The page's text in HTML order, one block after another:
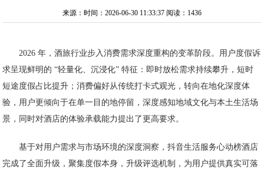
来源：时间：2026-06-30 11:33:37 阅读：1436
2026 年，酒旅行业步入消费需求深度重构的变革阶段。用户度假诉
求呈现鲜明的 “轻量化、沉浸化” 特征：即时放松需求持续攀升，短时
短途度假占比提升；消费偏好从传统打卡式观光，转向在地化深度体
验，用户更倾向于在单一目的地停留，深度感知地域文化与本土生活场
景，同时对酒店的体验承载能力提出了更高要求。
基于对用户需求与市场环境的深度洞察，抖音生活服务心动榜酒店
完成了全面升级，聚集度假本身，升级评选机制，为用户提供真实可落